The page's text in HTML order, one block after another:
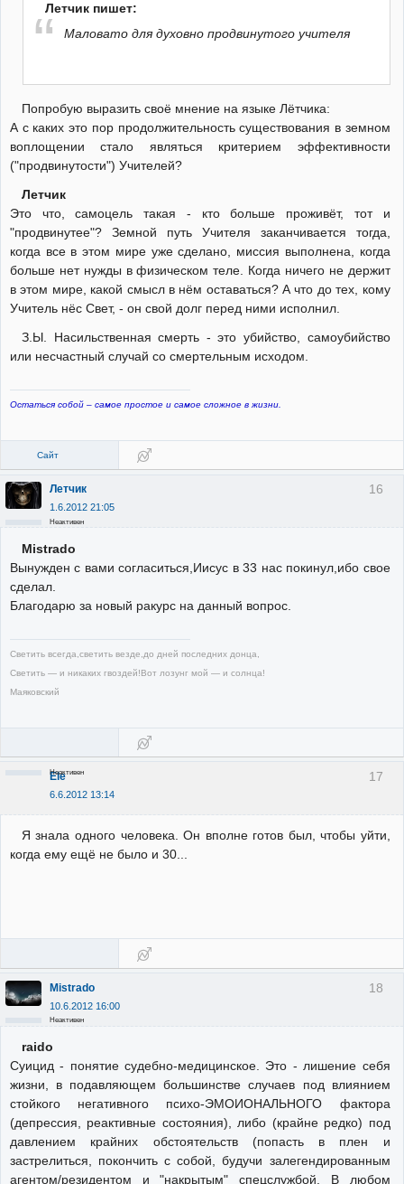
Летчик пишет:
Маловато для духовно продвинутого учителя
Попробую выразить своё мнение на языке Лётчика:
А с каких это пор продолжительность существования в земном
воплощении стало являться критерием эффективности
("продвинутости") Учителей?
Летчик
Это что, самоцель такая - кто больше проживёт, тот и
"продвинутее"? Земной путь Учителя заканчивается тогда,
когда все в этом мире уже сделано, миссия выполнена, когда
больше нет нужды в физическом теле. Когда ничего не держит
в этом мире, какой смысл в нём оставаться? А что до тех, кому
Учитель нёс Свет, - он свой долг перед ними исполнил.
З.Ы. Насильственная смерть - это убийство, самоубийство
или несчастный случай со смертельным исходом.
Остаться собой – самое простое и самое сложное в жизни.
Сайт
16
Летчик
1.6.2012 21:05
Неактивен
Mistrado
Вынужден с вами согласиться,Иисус в 33 нас покинул,ибо свое
сделал.
Благодарю за новый ракурс на данный вопрос.
Светить всегда,светить везде,до дней последних донца,
Светить — и никаких гвоздей!Вот лозунг мой — и солнца!
Маяковский
17
Ele
6.6.2012 13:14
Неактивен
Я знала одного человека. Он вполне готов был, чтобы уйти,
когда ему ещё не было и 30...
18
Mistrado
10.6.2012 16:00
Неактивен
raido
Суицид - понятие судебно-медицинское. Это - лишение себя
жизни, в подавляющем большинстве случаев под влиянием
стойкого негативного психо-ЭМОИОНАЛЬНОГО фактора
(депрессия, реактивные состояния), либо (крайне редко) под
давлением крайних обстоятельств (попасть в плен и
застрелиться, покончить с собой, будучи залегендированным
агентом/резидентом и "накрытым" спецслужбой. В любом